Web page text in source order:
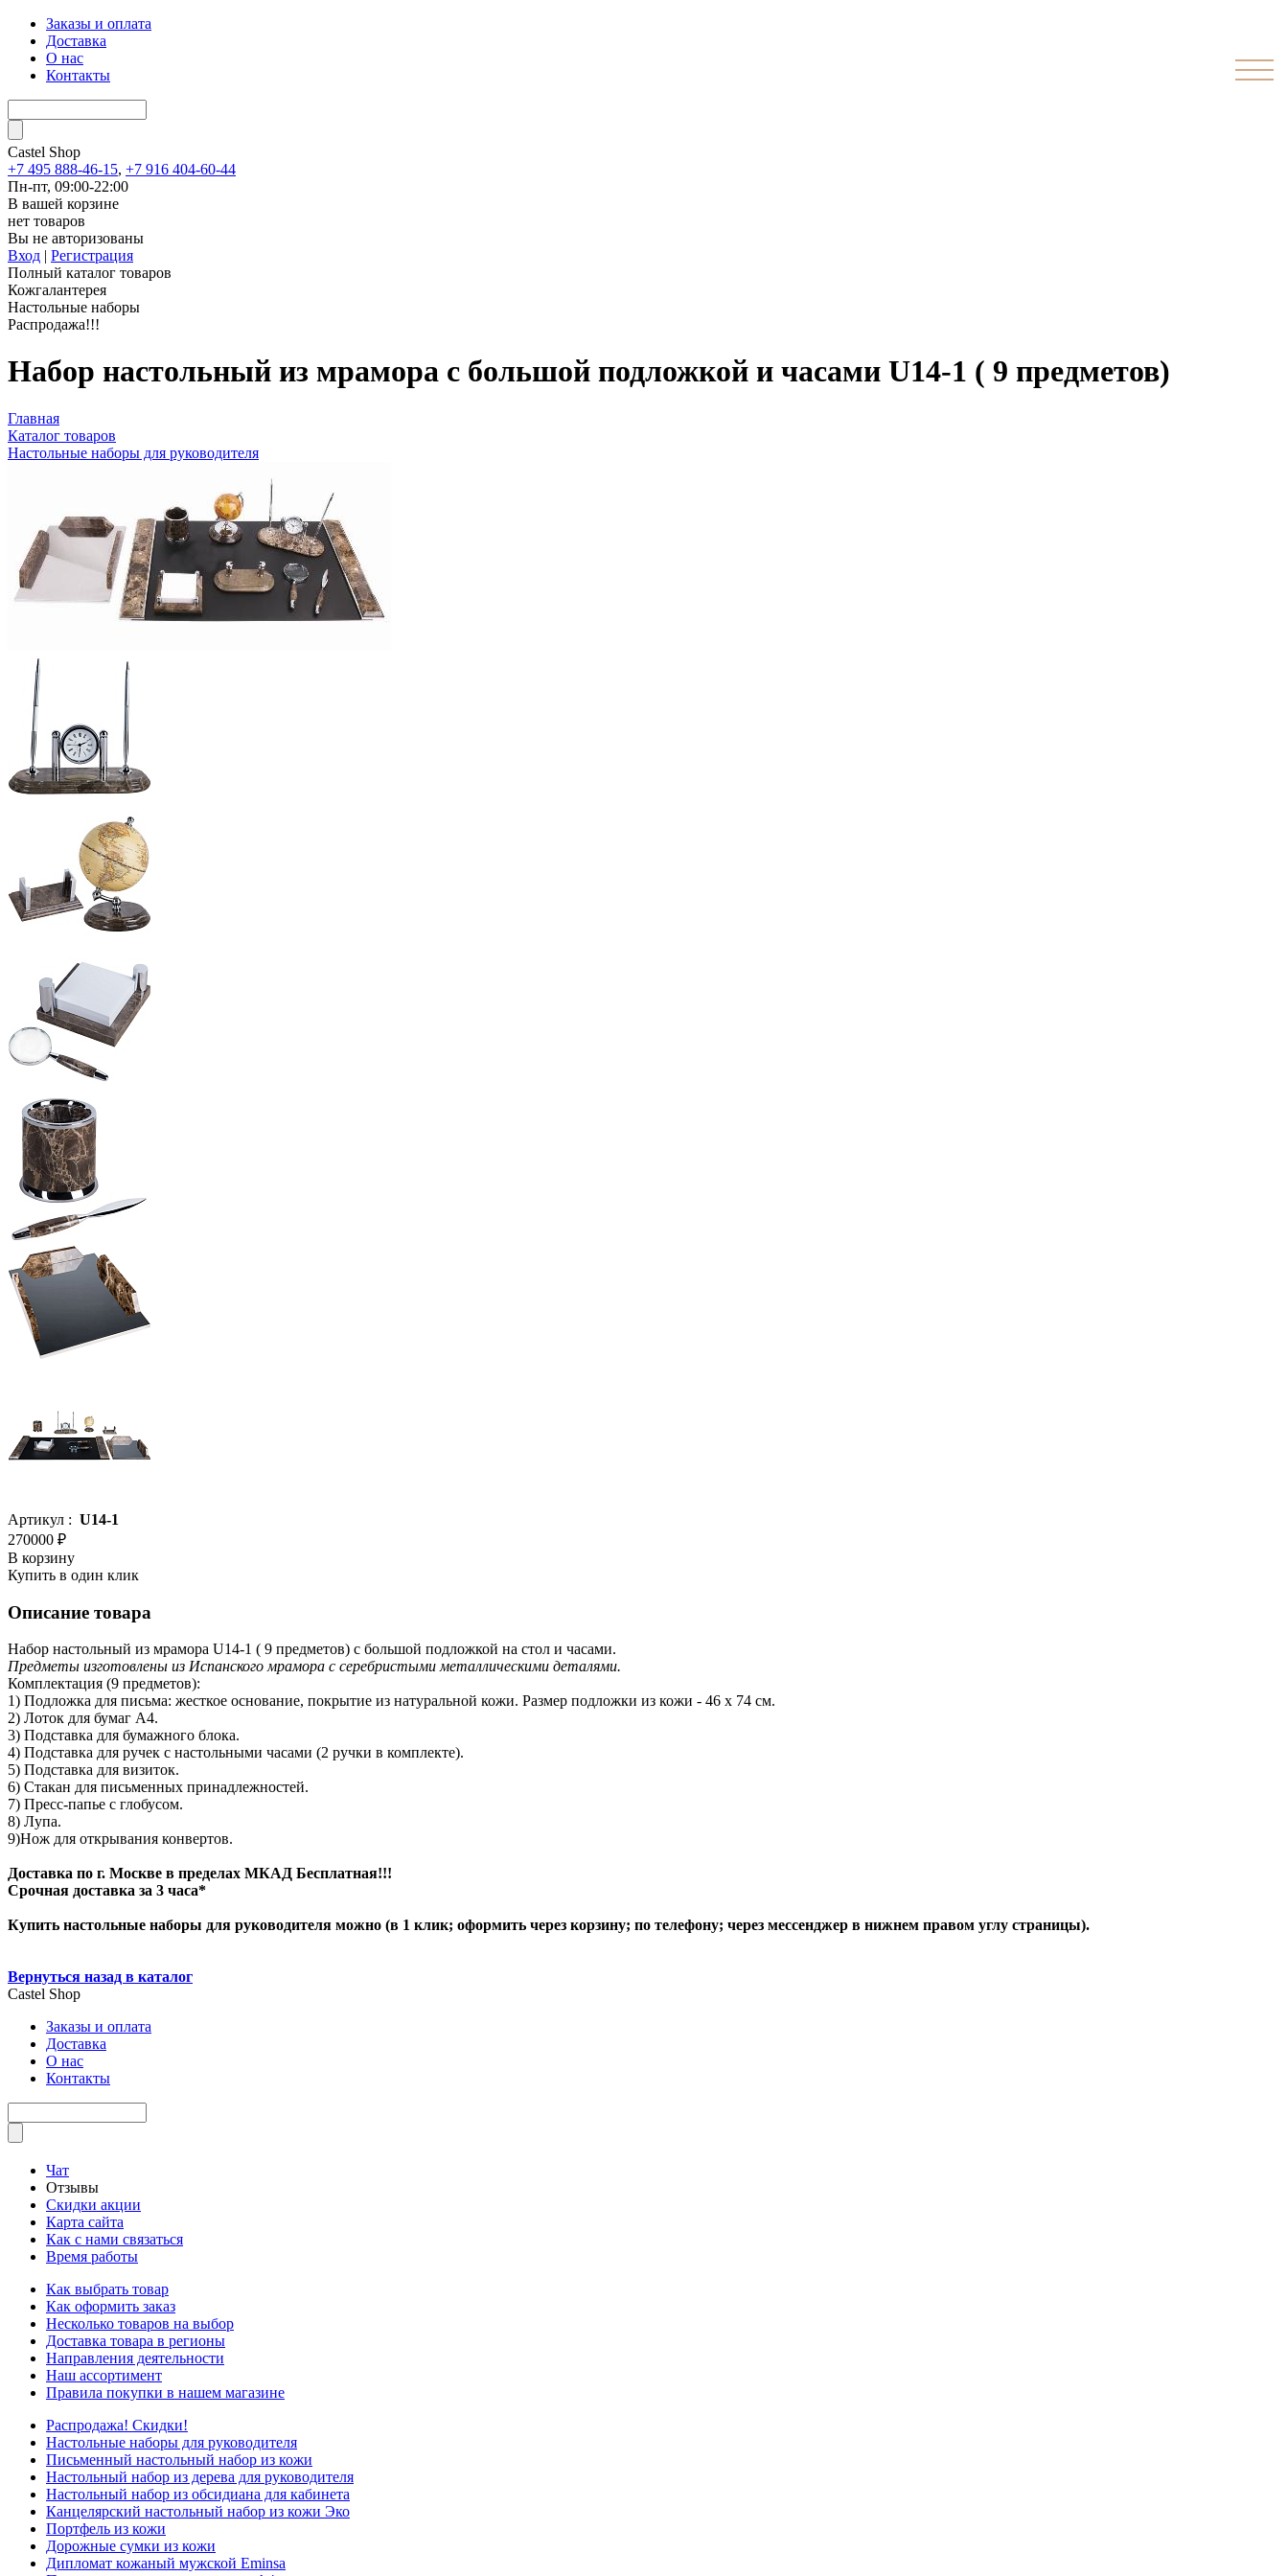
Заказы и оплата
Доставка
О нас
Контакты
Castel Shop
+7 495 888-46-15, +7 916 404-60-44
Пн-пт, 09:00-22:00
В вашей корзине
нет товаров
Вы не авторизованы
Вход | Регистрация
Полный каталог товаров
Кожгалантерея
Настольные наборы
Распродажа!!!
Набор настольный из мрамора с большой подложкой и часами U14-1 ( 9 предметов)
Главная
Каталог товаров
Настольные наборы для руководителя
Артикул : U14-1
270000 ₽
В корзину
Купить в один клик
Описание товара
Набор настольный из мрамора U14-1 ( 9 предметов) с большой подложкой на стол и часами.
Предметы изготовлены из Испанского мрамора с серебристыми металлическими деталями.
Комплектация (9 предметов):
1) Подложка для письма: жесткое основание, покрытие из натуральной кожи. Размер подложки из кожи - 46 х 74 см.
2) Лоток для бумаг А4.
3) Подставка для бумажного блока.
4) Подставка для ручек с настольными часами (2 ручки в комплекте).
5) Подставка для визиток.
6) Стакан для письменных принадлежностей.
7) Пресс-папье с глобусом.
8) Лупа.
9)Нож для открывания конвертов.
Доставка по г. Москве в пределах МКАД Бесплатная!!!
Срочная доставка за 3 часа*
Купить настольные наборы для руководителя можно (в 1 клик; оформить через корзину; по телефону; через мессенджер в нижнем правом углу страницы).
Вернуться назад в каталог
Castel Shop
Заказы и оплата
Доставка
О нас
Контакты
Чат
Отзывы
Скидки акции
Карта сайта
Как с нами связаться
Время работы
Как выбрать товар
Как оформить заказ
Несколько товаров на выбор
Доставка товара в регионы
Направления деятельности
Наш ассортимент
Правила покупки в нашем магазине
Распродажа! Скидки!
Настольные наборы для руководителя
Письменный настольный набор из кожи
Настольный набор из дерева для руководителя
Настольный набор из обсидиана для кабинета
Канцелярский настольный набор из кожи Эко
Портфель из кожи
Дорожные сумки из кожи
Дипломат кожаный мужской Eminsa